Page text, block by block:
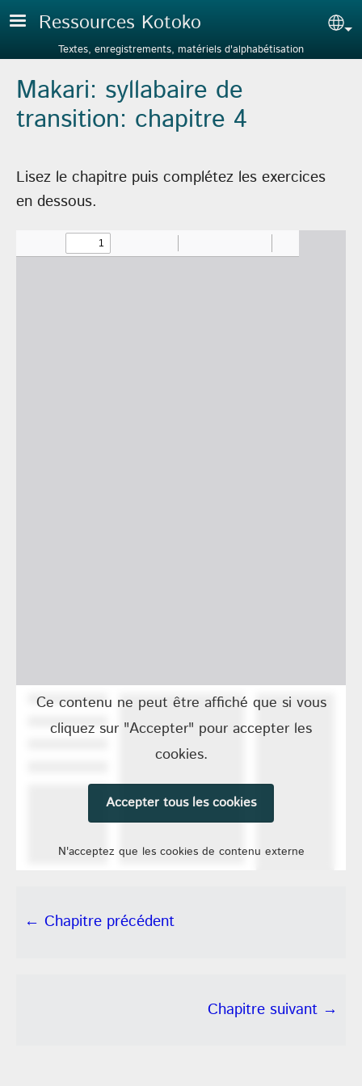
Aller au contenu principal
Ressources Kotoko
Textes, enregistrements, matériels d'alphabétisation
Makari: syllabaire de
transition: chapitre 4
Lisez le chapitre puis complétez les exercices
en dessous.
Ce contenu ne peut être affiché que si vous
cliquez sur "Accepter" pour accepter les
cookies.
Accepter tous les cookies
N'acceptez que les cookies de contenu externe
← Chapitre précédent
Chapitre suivant →